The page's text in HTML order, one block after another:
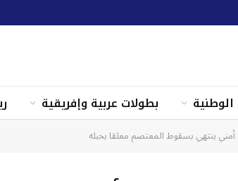
بطولات عربية وإفريقية
ينتهي بسقوط المعتصم معلقا بحبله